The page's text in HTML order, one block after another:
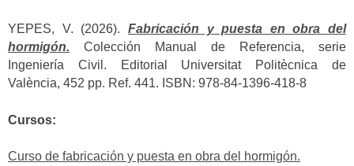
YEPES, V. (2026). Fabricación y puesta en obra del
hormigón. Colección Manual de Referencia, serie
Ingeniería Civil. Editorial Universitat Politècnica de
València, 452 pp. Ref. 441. ISBN: 978-84-1396-418-8
Cursos:
Curso de fabricación y puesta en obra del hormigón.